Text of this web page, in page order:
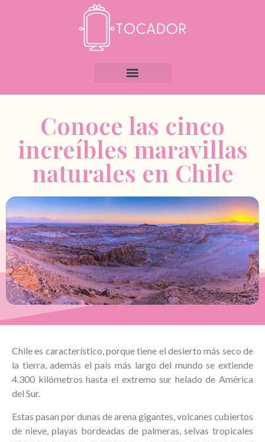
Conoce las cinco
increíbles maravillas
naturales en Chile
Chile es característico, porque tiene el desierto más seco de
la tierra, además el país más largo del mundo se extiende
4.300 kilómetros hasta el extremo sur helado de América
del Sur.
Estas pasan por dunas de arena gigantes, volcanes cubiertos
de nieve, playas bordeadas de palmeras, selvas tropicales